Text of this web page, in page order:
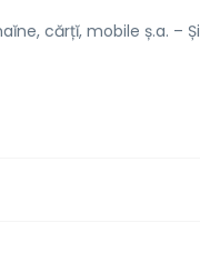
cărțĭ, mobile ș.a. – Și